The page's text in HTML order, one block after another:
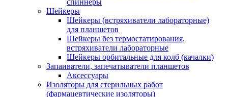
спиннеры
Шейкеры
Шейкеры (встряхиватели лабораторные)
для планшетов
Шейкеры без термостатирования,
встряхиватели лабораторные
Шейкеры орбитальные для колб (качалки)
Запаиватели, запечатыватели планшетов
Аксессуары
Изоляторы для стерильных работ
(фармацевтические изоляторы)